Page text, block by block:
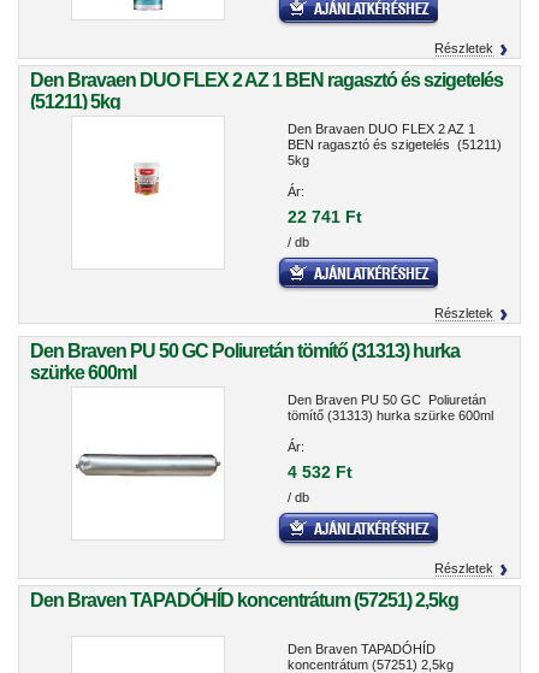
Részletek
Den Bravaen DUO FLEX 2 AZ 1 BEN ragasztó és szigetelés
(51211) 5kg
Den Bravaen DUO FLEX 2 AZ 1
BEN ragasztó és szigetelés (51211)
5kg
Ár:
22 741 Ft
/ db
Részletek
Den Braven PU 50 GC Poliuretán tömítő (31313) hurka
szürke 600ml
Den Braven PU 50 GC Poliuretán
tömítő (31313) hurka szürke 600ml
Ár:
4 532 Ft
/ db
Részletek
Den Braven TAPADÓHÍD koncentrátum (57251) 2,5kg
Den Braven TAPADÓHÍD
koncentrátum (57251) 2,5kg